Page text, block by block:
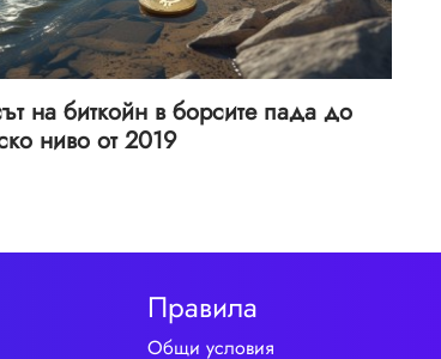
на биткойн в борсите пада до
ниво от 2019
Правила
Общи условия